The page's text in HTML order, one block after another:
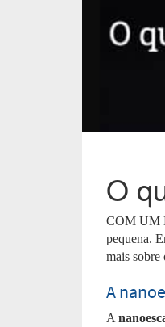
O
COM UM
pequena.
mais sobre
A
A